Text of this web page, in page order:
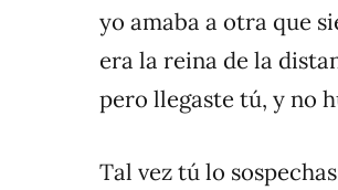
yo amaba a otra que
era la reina de la
pero llegaste tú, y no
Tal vez tú lo